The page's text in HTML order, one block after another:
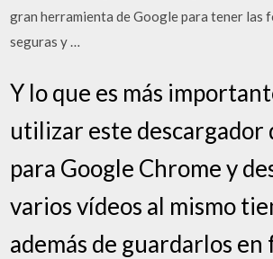
gran herramienta de Google para tener las
seguras y …
Y lo que es más
utilizar este descargador
para Google Chrome y
varios vídeos al mismo
además de guardarlos